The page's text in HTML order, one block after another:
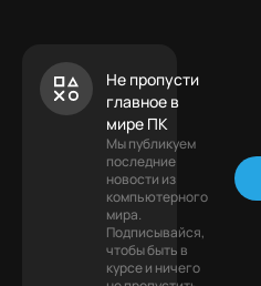
Не пропусти
главное в
мире ПК
Мы публикуем
последние
новости из
компьютерного
мира.
Подписывайся,
чтобы быть в
курсе и ничего